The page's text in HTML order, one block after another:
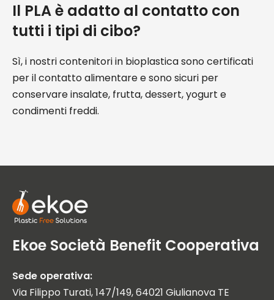
Il PLA è adatto al contatto con
tutti i tipi di cibo?
Sì, i nostri contenitori in bioplastica sono certificati
per il contatto alimentare e sono sicuri per
conservare insalate, frutta, dessert, yogurt e
condimenti freddi.
Ekoe Società Benefit Cooperativa
Sede operativa:
Via Filippo Turati, 147/149, 64021 Giulianova TE